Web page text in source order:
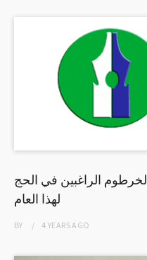
الراغبين في الحج
لهذا العام
BY 4 YEARSAGO